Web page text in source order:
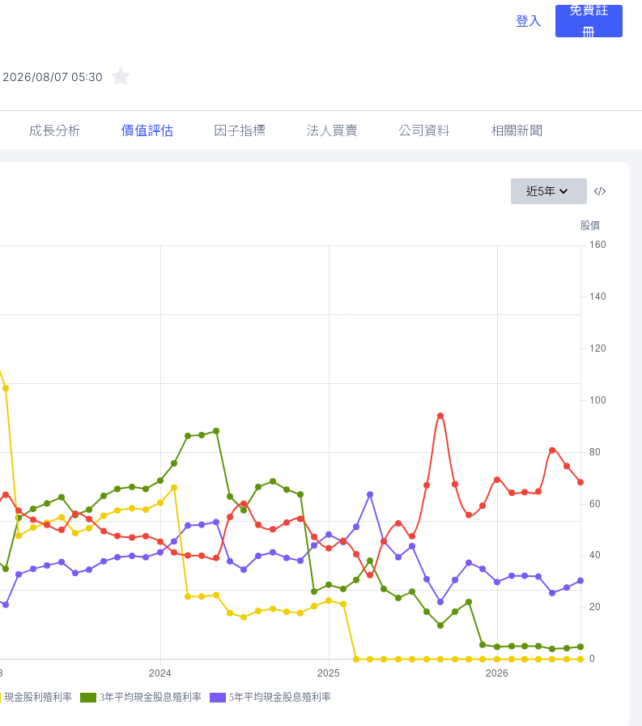
登入
免費註
冊
2026/08/07 05:30
成長分析 價值評估 因子指標 法人買賣 公司資料 相關新聞
近5年
現金股利殖利率 3年平均現金股息殖利率 5年平均現金股息殖利率